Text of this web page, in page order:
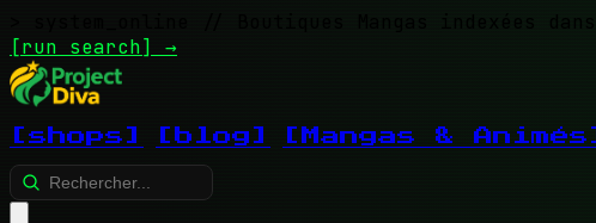
// Boutiques Mangas indexées
[run search] →
[shops] [blog] [Mangas &